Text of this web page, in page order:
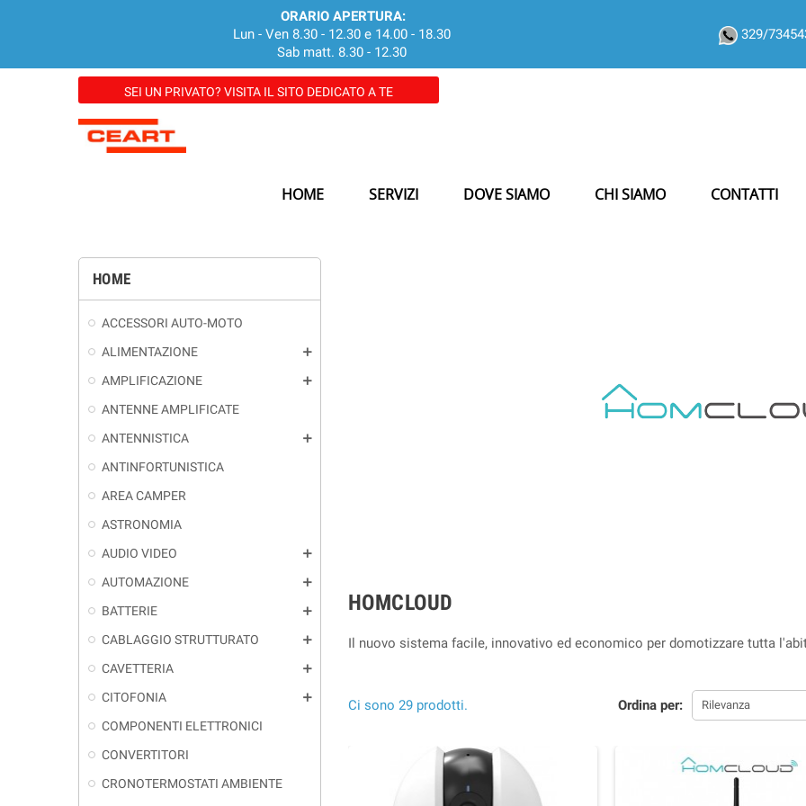
ORARIO APERTURA:
Lun - Ven 8.30 - 12.30 e 14.00 - 18.30
Sab matt. 8.30 - 12.30
329/
SEI UN PRIVATO? VISITA IL SITO DEDICATO A TE
HOME SERVIZI DOVE SIAMO CHI SIAMO CONTATTI
HOME
ACCESSORI AUTO-MOTO
ALIMENTAZIONE
add
AMPLIFICAZIONE add
ANTENNE AMPLIFICATE
ANTENNISTICA
add
ANTINFORTUNISTICA
AREA CAMPER
ASTRONOMIA
AUDIO VIDEO
add
AUTOMAZIONE add
BATTERIE add
CABLAGGIO STRUTTURATO add
CAVETTERIA add
CITOFONIA add
COMPONENTI ELETTRONICI
CONVERTITORI
CRONOTERMOSTATI AMBIENTE
HOMCLOUD
Il nuovo sistema facile, innovativo ed economico per domotizzare tutta
Ordina per: Rilevanza
Ci sono 29 prodotti.